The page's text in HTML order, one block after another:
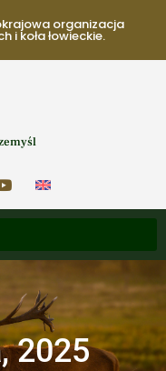
organizacja
i koła łowieckie.
2025